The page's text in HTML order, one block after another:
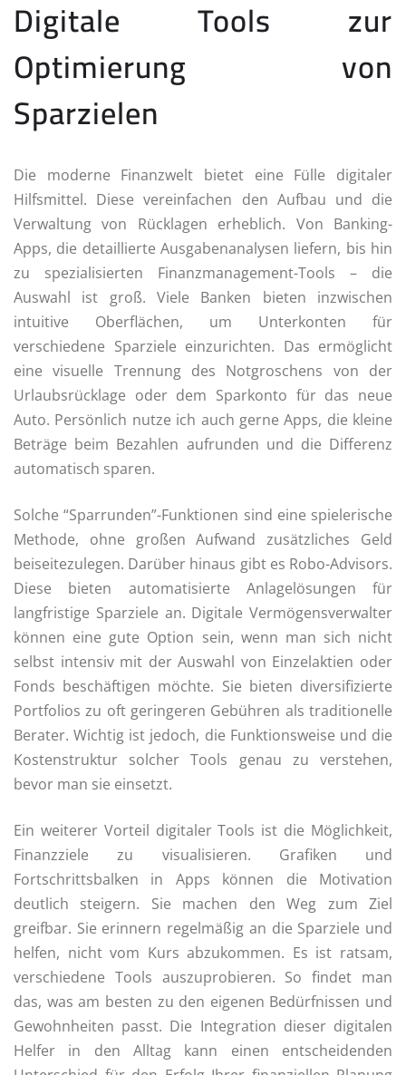
Digitale Tools zur
Optimierung von
Sparzielen
Die moderne Finanzwelt bietet eine Fülle digitaler
Hilfsmittel. Diese vereinfachen den Aufbau und die
Verwaltung von Rücklagen erheblich. Von Banking-
Apps, die detaillierte Ausgabenanalysen liefern, bis hin
zu spezialisierten Finanzmanagement-Tools – die
Auswahl ist groß. Viele Banken bieten inzwischen
intuitive Oberflächen, um Unterkonten für
verschiedene Sparziele einzurichten. Das ermöglicht
eine visuelle Trennung des Notgroschens von der
Urlaubsrücklage oder dem Sparkonto für das neue
Auto. Persönlich nutze ich auch gerne Apps, die kleine
Beträge beim Bezahlen aufrunden und die Differenz
automatisch sparen.
Solche “Sparrunden”-Funktionen sind eine spielerische
Methode, ohne großen Aufwand zusätzliches Geld
beiseitezulegen. Darüber hinaus gibt es Robo-Advisors.
Diese bieten automatisierte Anlagelösungen für
langfristige Sparziele an. Digitale Vermögensverwalter
können eine gute Option sein, wenn man sich nicht
selbst intensiv mit der Auswahl von Einzelaktien oder
Fonds beschäftigen möchte. Sie bieten diversifizierte
Portfolios zu oft geringeren Gebühren als traditionelle
Berater. Wichtig ist jedoch, die Funktionsweise und die
Kostenstruktur solcher Tools genau zu verstehen,
bevor man sie einsetzt.
Ein weiterer Vorteil digitaler Tools ist die Möglichkeit,
Finanzziele zu visualisieren. Grafiken und
Fortschrittsbalken in Apps können die Motivation
deutlich steigern. Sie machen den Weg zum Ziel
greifbar. Sie erinnern regelmäßig an die Sparziele und
helfen, nicht vom Kurs abzukommen. Es ist ratsam,
verschiedene Tools auszuprobieren. So findet man
das, was am besten zu den eigenen Bedürfnissen und
Gewohnheiten passt. Die Integration dieser digitalen
Helfer in den Alltag kann einen entscheidenden